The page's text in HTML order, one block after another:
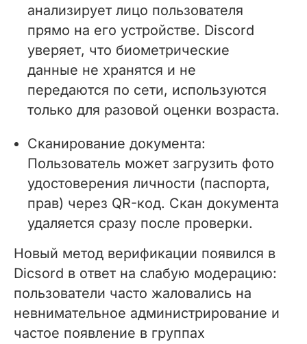
анализирует лицо пользователя
прямо на его устройстве. Discord
уверяет, что биометрические
данные не хранятся и не
передаются по сети, используются
только для разовой оценки возраста.
Сканирование документа:
Пользователь может загрузить фото
удостоверения личности (паспорта,
прав) через QR-код. Скан документа
удаляется сразу после проверки.
Новый метод верификации появился в
Dicsord в ответ на слабую модерацию:
пользователи часто жаловались на
невнимательное администрирование и
частое появление в группах